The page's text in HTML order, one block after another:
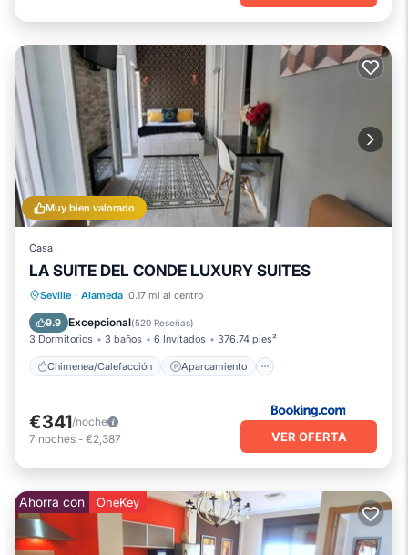
Muy bien valorado
Casa
LA SUITE DEL CONDE LUXURY SUITES
Seville · Alameda 0.17 mi al centro
9.9 Excepcional(520 Reseñas)
3 Dormitorios 3 baños 6 Invitados 376.74 pies²
Chimenea/Calefacción Aparcamiento
Chimenea/Calefacción
Aire acondicionado
€341/noche
7 noches - €2,387 VER OFERTA
Ahorra con OneKey